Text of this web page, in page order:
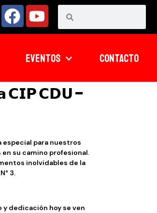
EVENTOS CONTACTO
𝗖𝗜𝗣 𝗖𝗗𝗨 –
especial para nuestros
su camino profesional.
inolvidables de la
3.
y dedicación hoy se ven